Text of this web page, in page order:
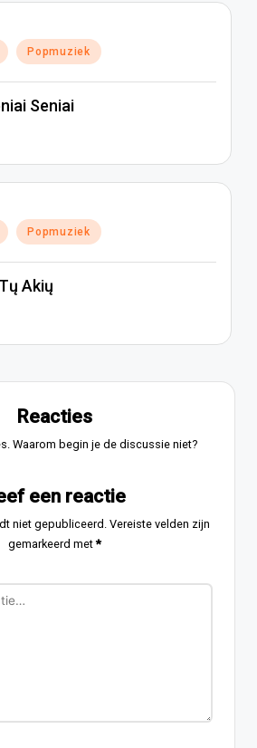
Popmuziek
Seniai
Popmuziek
Akių
Reacties
Waarom begin je de discussie niet?
een reactie
niet gepubliceerd. Vereiste velden zijn
gemarkeerd met*